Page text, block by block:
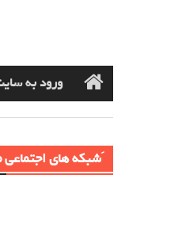
Homeورود به
َشبکه های اجتماعی